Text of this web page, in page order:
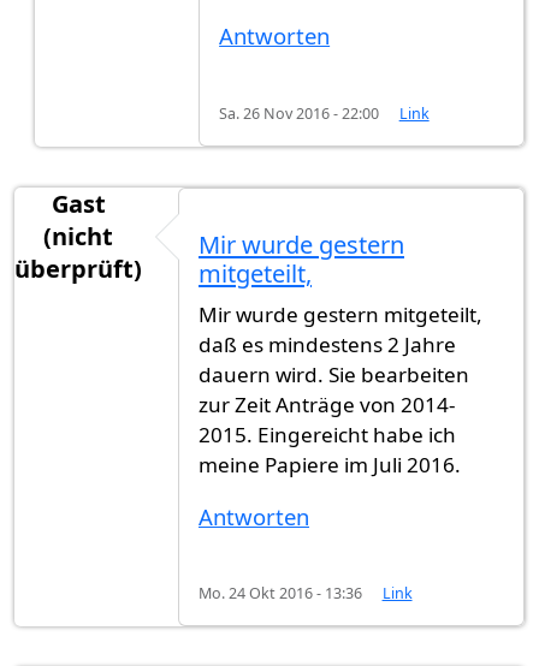
Antworten
Sa. 26 Nov 2016 - 22:00 Link
Gast
(nicht
überprüft)
Mir wurde gestern
mitgeteilt,
Mir wurde gestern mitgeteilt,
daß es mindestens 2 Jahre
dauern wird. Sie bearbeiten
zur Zeit Anträge von 2014-
2015. Eingereicht habe ich
meine Papiere im Juli 2016.
Antworten
Mo. 24 Okt 2016 - 13:36 Link